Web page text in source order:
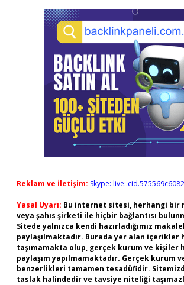
Reklam ve İletişim: Skype:
Yasal Uyarı: Bu internet sitesi, herhangi bir
veya şahıs şirketi ile hiçbir bağlantısı
Sitede yalnızca kendi hazırladığımız
paylaşılmaktadır. Burada yer alan içerikler
taşımamakta olup, gerçek kurum ve kişiler
paylaşım yapılmamaktadır. Gerçek kurum
benzerlikleri tamamen tesadüfidir.
taslak halindedir ve tavsiye niteliği